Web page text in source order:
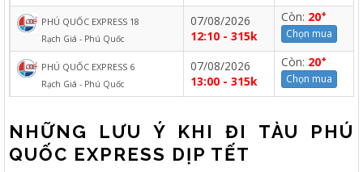
PHÚ QUỐC EXPRESS 18
Rạch Giá - Phú Quốc
07/08/2026
12:10 - 315k
Còn: 20+
Chọn mua
PHÚ QUỐC EXPRESS 6
Rạch Giá - Phú Quốc
07/08/2026
13:00 - 315k
Còn: 20+
Chọn mua
NHỮNG LƯU Ý KHI ĐI TÀU PHÚ
QUỐC EXPRESS DỊP TẾT